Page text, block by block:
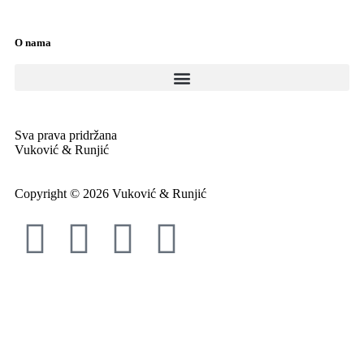
O nama
Sva prava pridržana
Vuković & Runjić
Copyright © 2026 Vuković & Runjić